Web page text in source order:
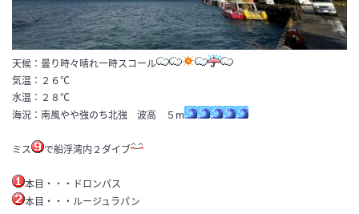
天候：曇り時々晴れ一時スコール
気温：２６℃
水温：２８℃
海況：南風やや強のち北強 波高 ５m
ミス で船浮湾内２ダイブ
本目・・・ドロンパス
本目・・・ルージュラパン